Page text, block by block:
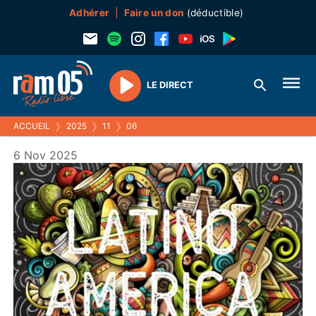
Adhérer Faire un don (déductible)
Play
LE DIRECT
ACCUEIL ❯ 2025 ❯ 11 ❯ 06
6 Nov 2025